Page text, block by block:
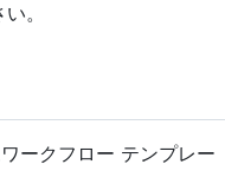
。
ークフロー テンプレー